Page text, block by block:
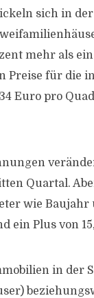
sich in
mehr als
Preise für die
Euro pro
Quartal.
wie
ein Plus von
in der